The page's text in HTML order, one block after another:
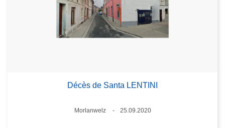
Décès de Santa LENTINI
Standort
Morlanwelz
25.09.2020